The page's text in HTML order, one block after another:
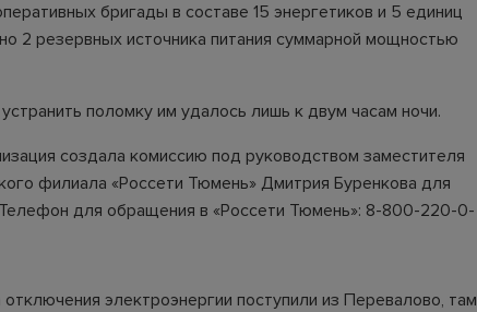
бригады в составе 15 энергетиков и 5 единиц
2 резервных источника питания суммарной мощностью
поломку им удалось лишь к двум часам ночи.
создала комиссию под руководством заместителя
филиала «Россети Тюмень» Дмитрия Буренкова для
для обращения в «Россети Тюмень»: 8-800-220-0-
электроэнергии поступили из Перевалово, там